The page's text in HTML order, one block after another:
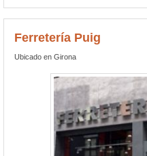
Ferretería Puig
Ubicado en Girona